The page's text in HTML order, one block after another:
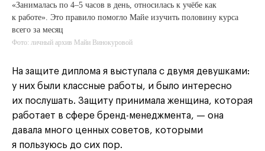
«Занималась по 4–5 часов в день, относилась к учёбе как
к работе». Это правило помогло Майе изучить половину курса
всего за месяц
Фото: личный архив Майи Винокуровой
На защите диплома я выступала с двумя девушками:
у них были классные работы, и было интересно
их послушать. Защиту принимала женщина, которая
работает в сфере бренд-менеджмента, — она
давала много ценных советов, которыми
я пользуюсь до сих пор.